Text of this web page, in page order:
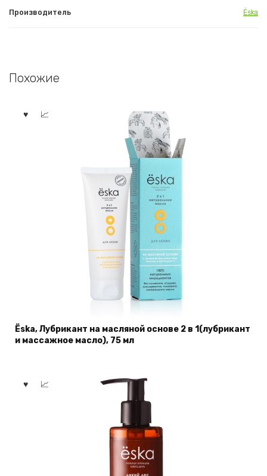
Производитель Ёska
Похожие
Ёska, Лубрикант на масляной основе 2 в 1(лубрикант
и массажное масло), 75 мл